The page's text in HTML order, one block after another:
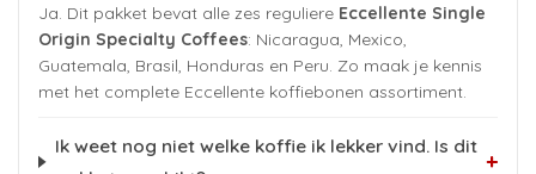
Ja. Dit pakket bevat alle zes reguliere Eccellente Single
Origin Specialty Coffees: Nicaragua, Mexico,
Guatemala, Brasil, Honduras en Peru. Zo maak je kennis
met het complete Eccellente koffiebonen assortiment.
Ik weet nog niet welke koffie ik lekker vind. Is dit
+